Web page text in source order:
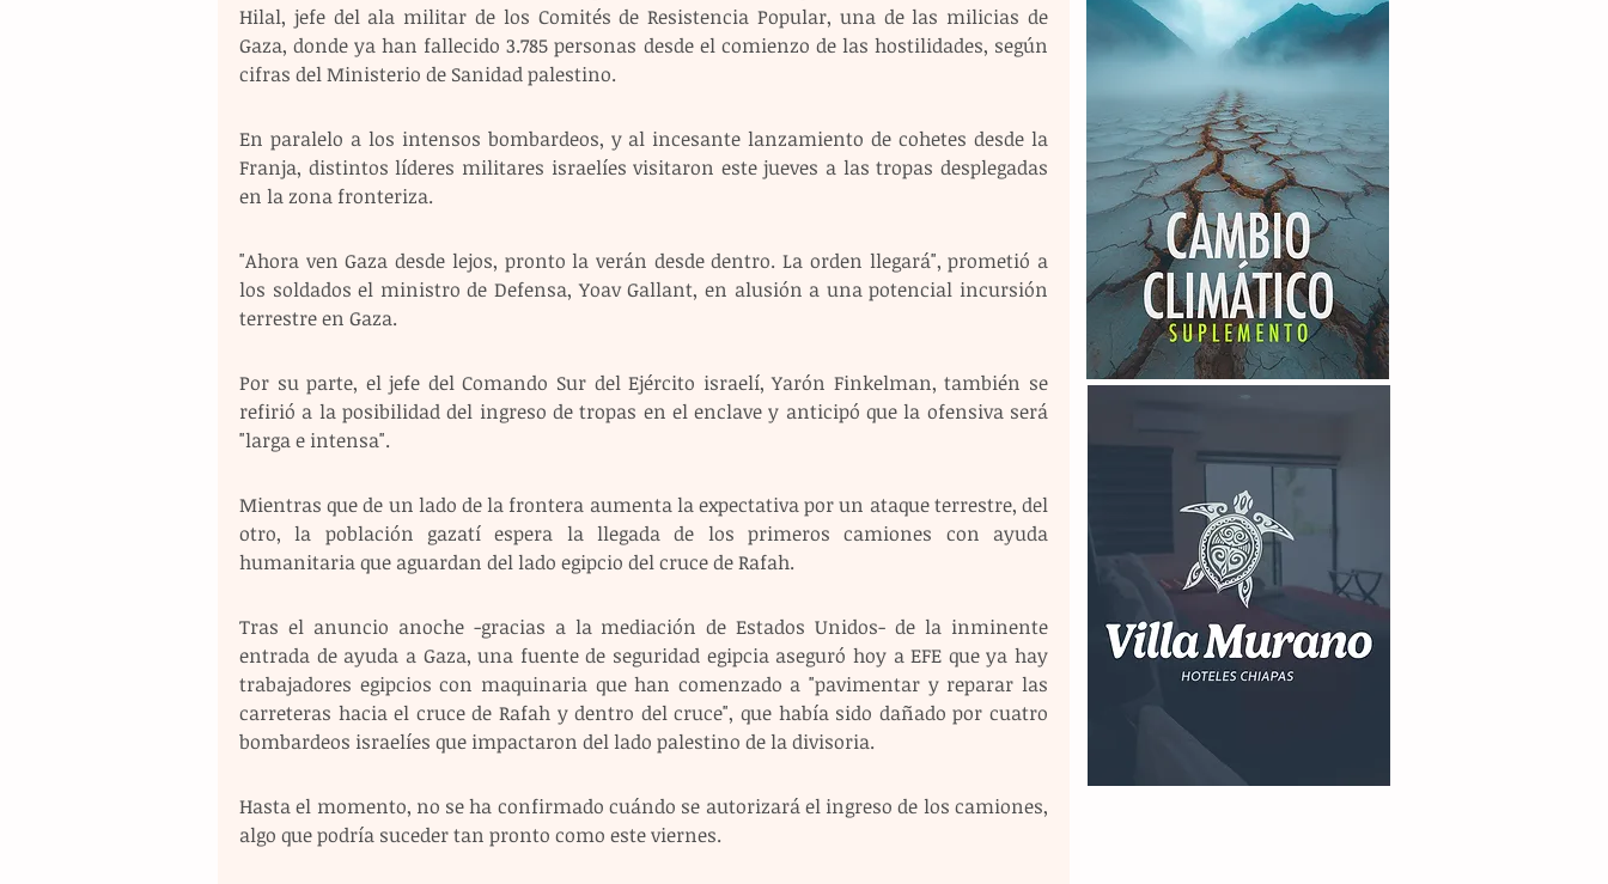
Hilal, jefe del ala militar de los Comités de Resistencia Popular, una de las milicias de
Gaza, donde ya han fallecido 3.785 personas desde el comienzo de las hostilidades, según
cifras del Ministerio de Sanidad palestino.
En paralelo a los intensos bombardeos, y al incesante lanzamiento de cohetes desde la
Franja, distintos líderes militares israelíes visitaron este jueves a las tropas desplegadas
en la zona fronteriza.
"Ahora ven Gaza desde lejos, pronto la verán desde dentro. La orden llegará", prometió a
los soldados el ministro de Defensa, Yoav Gallant, en alusión a una potencial incursión
terrestre en Gaza.
Por su parte, el jefe del Comando Sur del Ejército israelí, Yarón Finkelman, también se
refirió a la posibilidad del ingreso de tropas en el enclave y anticipó que la ofensiva será
"larga e intensa".
Mientras que de un lado de la frontera aumenta la expectativa por un ataque terrestre, del
otro, la población gazatí espera la llegada de los primeros camiones con ayuda
humanitaria que aguardan del lado egipcio del cruce de Rafah.
Tras el anuncio anoche -gracias a la mediación de Estados Unidos- de la inminente
entrada de ayuda a Gaza, una fuente de seguridad egipcia aseguró hoy a EFE que ya hay
trabajadores egipcios con maquinaria que han comenzado a "pavimentar y reparar las
carreteras hacia el cruce de Rafah y dentro del cruce", que había sido dañado por cuatro
bombardeos israelíes que impactaron del lado palestino de la divisoria.
Hasta el momento, no se ha confirmado cuándo se autorizará el ingreso de los camiones,
algo que podría suceder tan pronto como este viernes.